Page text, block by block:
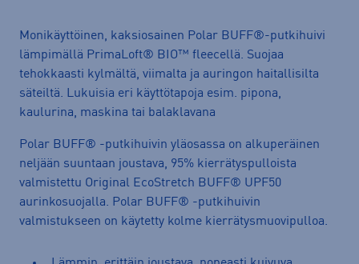
Monikäyttöinen, kaksiosainen Polar BUFF®-putkihuivi
lämpimällä PrimaLoft® BIO™ fleecellä. Suojaa
tehokkaasti kylmältä, viimalta ja auringon haitallisilta
säteiltä. Lukuisia eri käyttötapoja esim. pipona,
kaulurina, maskina tai balaklavana
Polar BUFF® -putkihuivin yläosassa on alkuperäinen
neljään suuntaan joustava, 95% kierrätyspulloista
valmistettu Original EcoStretch BUFF® UPF50
aurinkosuojalla. Polar BUFF® -putkihuivin
valmistukseen on käytetty kolme kierrätysmuovipulloa.